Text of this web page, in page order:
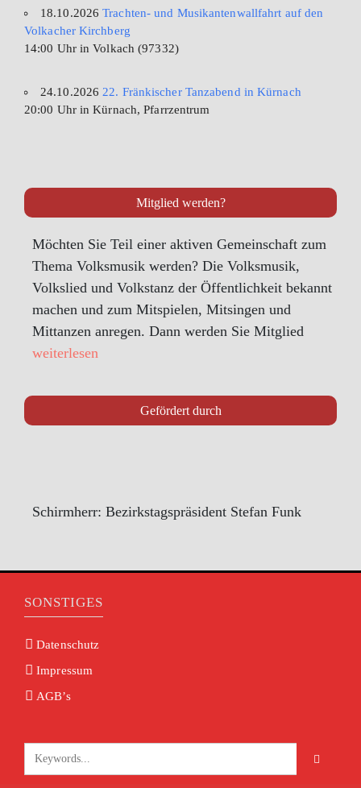
18.10.2026Trachten- und Musikantenwallfahrt auf den
Volkacher Kirchberg
14:00 Uhr in Volkach (97332)
24.10.2026 22. Fränkischer Tanzabend in Kürnach
20:00 Uhr in Kürnach, Pfarrzentrum
Mitglied werden?
Möchten Sie Teil einer aktiven Gemeinschaft zum
Thema Volksmusik werden? Die Volksmusik,
Volkslied und Volkstanz der Öffentlichkeit bekannt
machen und zum Mitspielen, Mitsingen und
Mittanzen anregen. Dann werden Sie Mitglied
weiterlesen
Gefördert durch
Schirmherr: Bezirkstagspräsident Stefan Funk
SONSTIGES
Datenschutz
Impressum
AGB’s